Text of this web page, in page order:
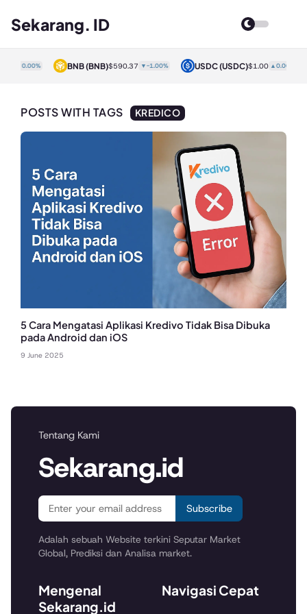
Sekarang. ID
▲0.00% BNB(BNB)$590.37▼-1.00% USDC(USDC)$1.00▲0.00%
POSTS WITH TAGS KREDICO
5 Cara Mengatasi Aplikasi Kredivo Tidak Bisa Dibuka
pada Android dan iOS
9 June 2025
Tentang Kami
Sekarang.id
Subscribe
Adalah sebuah Website terkini Seputar Market
Global, Prediksi dan Analisa market.
Mengenal
Sekarang.id
Navigasi Cepat